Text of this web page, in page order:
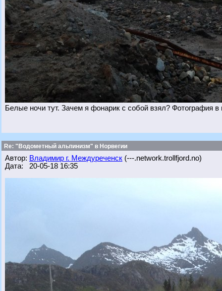
Белые ночи тут. Зачем я фонарик с собой взял? Фотография
Re: "Водометный альпинизм" в Норвегии
Автор: Владимир г. Междуреченск (---.network.trollfjord.no)
Дата: 20-05-18 16:35